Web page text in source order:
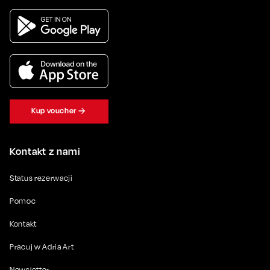
Kontakt z nami
Status rezerwacji
Pomoc
Kontakt
Pracuj w Adria Art
Kup voucher